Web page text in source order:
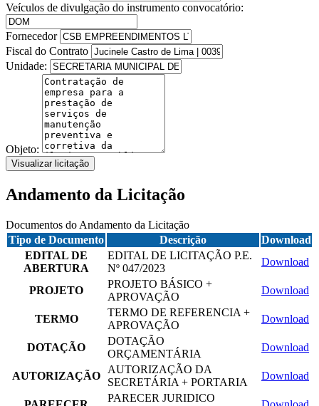
Veículos de divulgação do instrumento convocatório:
Fornecedor
Fiscal do Contrato
Unidade:
Objeto:
Visualizar licitação
Andamento da Licitação
Documentos do Andamento da Licitação
Tipo de Documento
Descrição
Download
EDITAL DE
ABERTURA
EDITAL DE LICITAÇÃO P.E.
Nº 047/2023
Download
PROJETO
PROJETO BÁSICO +
APROVAÇÃO
Download
TERMO
TERMO DE REFERENCIA +
APROVAÇÃO
Download
DOTAÇÃO
DOTAÇÃO
ORÇAMENTÁRIA
Download
AUTORIZAÇÃO
AUTORIZAÇÃO DA
SECRETÁRIA + PORTARIA
Download
PARECER JURIDICO